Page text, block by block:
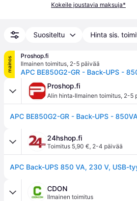
Kokeile joustavia maksuja*
Suositeltu Hinta sis.
mainos
Proshop.fi
Ilmainen toimitus, 2-5 päivää
Proshop.fi
Alin hinta·Ilmainen toimitus, 2-5
24hshop.fi
Toimitus 5,90 €, 2-4 päivää
CDON
Ilmainen toimitus